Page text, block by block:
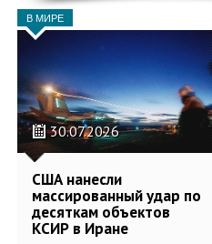
В МИРЕ
30.07.2026
США нанесли
массированный удар по
десяткам объектов
КСИР в Иране